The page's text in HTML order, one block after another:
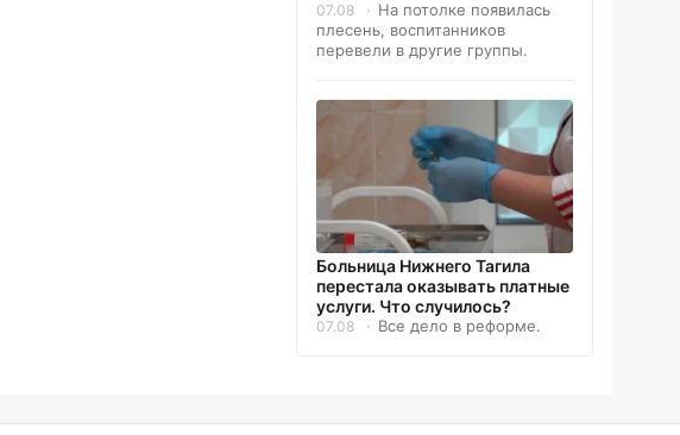
07.08
На потолке появилась
плесень, воспитанников
перевели в другие группы.
Больница Нижнего Тагила
перестала оказывать платные
услуги. Что случилось?
07.08 Все дело в реформе.